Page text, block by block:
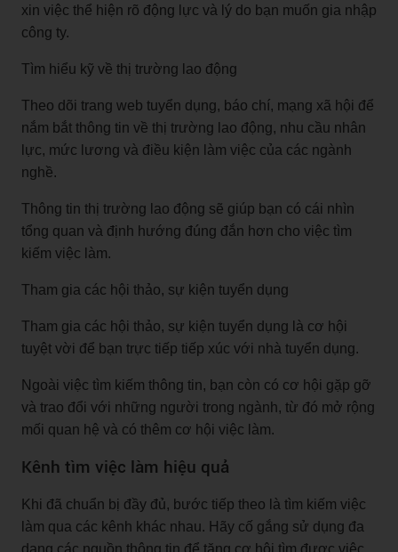
xin việc thể hiện rõ động lực và lý do bạn muốn gia nhập
công ty.
Tìm hiểu kỹ về thị trường lao động
Theo dõi trang web tuyển dụng, báo chí, mạng xã hội để
nắm bắt thông tin về thị trường lao động, nhu cầu nhân
lực, mức lương và điều kiện làm việc của các ngành
nghề.
Thông tin thị trường lao động sẽ giúp bạn có cái nhìn
tổng quan và định hướng đúng đắn hơn cho việc tìm
kiếm việc làm.
Tham gia các hội thảo, sự kiện tuyển dụng
Tham gia các hội thảo, sự kiện tuyển dụng là cơ hội
tuyệt vời để bạn trực tiếp tiếp xúc với nhà tuyển dụng.
Ngoài việc tìm kiếm thông tin, bạn còn có cơ hội gặp gỡ
và trao đổi với những người trong ngành, từ đó mở rộng
mối quan hệ và có thêm cơ hội việc làm.
Kênh tìm việc làm hiệu quả
Khi đã chuẩn bị đầy đủ, bước tiếp theo là tìm kiếm việc
làm qua các kênh khác nhau. Hãy cố gắng sử dụng đa